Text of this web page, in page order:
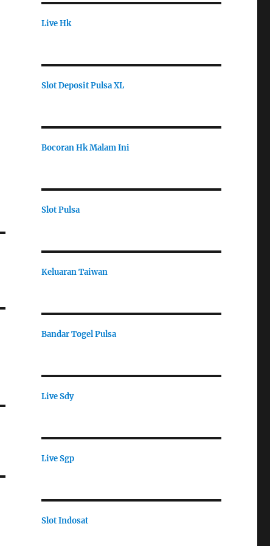
Live Hk
Slot Deposit Pulsa XL
Bocoran Hk Malam Ini
Slot Pulsa
Keluaran Taiwan
Bandar Togel Pulsa
Live Sdy
Live Sgp
Slot Indosat